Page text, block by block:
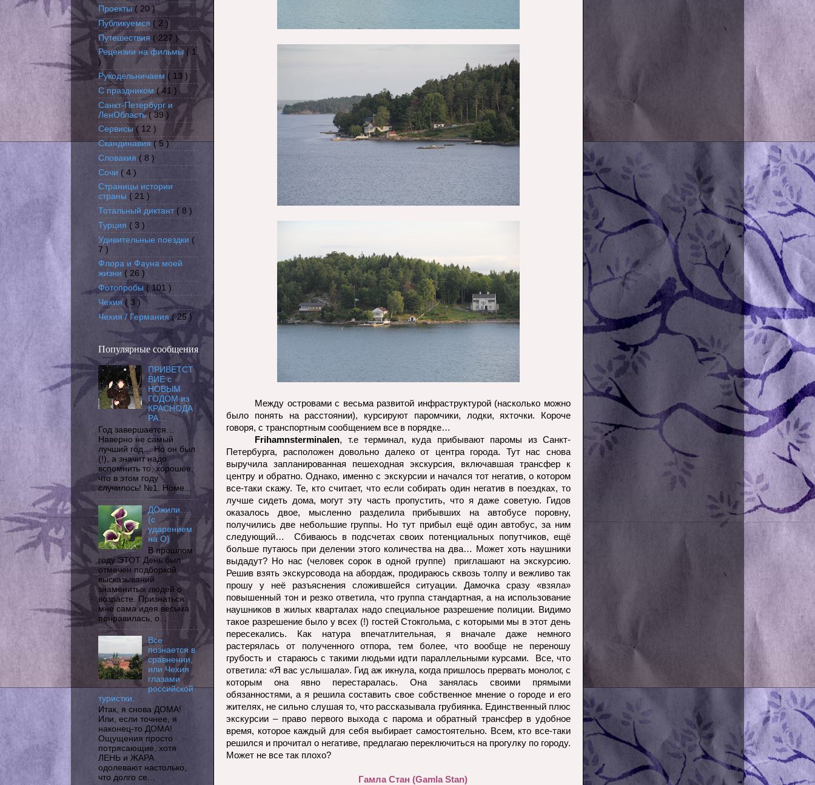
Между островами с весьма развитой инфраструктурой (насколько можно
было понять на расстоянии), курсируют паромчики, лодки, яхточки. Короче
говоря, с транспортным сообщением все в порядке…
Frihamnsterminalen, т.е терминал, куда прибывают паромы из Санкт-
Петербурга, расположен довольно далеко от центра города. Тут нас снова
выручила запланированная пешеходная экскурсия, включавшая трансфер к
центру и обратно. Однако, именно с экскурсии и начался тот негатив, о котором
все-таки скажу. Те, кто считает, что если собирать один негатив в поездках, то
лучше сидеть дома, могут эту часть пропустить, что я даже советую. Гидов
оказалось двое, мысленно разделила прибывших на автобусе поровну,
получились две небольшие группы. Но тут прибыл ещё один автобус, за ним
следующий… Сбиваюсь в подсчетах своих потенциальных попутчиков, ещё
больше путаюсь при делении этого количества на два… Может хоть наушники
выдадут? Но нас (человек сорок в одной группе) приглашают на экскурсию.
Решив взять экскурсовода на абордаж, продираюсь сквозь толпу и вежливо так
прошу у неё разъяснения сложившейся ситуации. Дамочка сразу «взяла»
повышенный тон и резко ответила, что группа стандартная, а на использование
наушников в жилых кварталах надо специальное разрешение полиции. Видимо
такое разрешение было у всех (!) гостей Стокгольма, с которыми мы в этот день
пересекались. Как натура впечатлительная, я вначале даже немного
растерялась от полученного отпора, тем более, что вообще не переношу
грубость и стараюсь с такими людьми идти параллельными курсами. Все, что
ответила: «Я вас услышала». Гид аж икнула, когда пришлось прервать монолог, с
которым она явно перестаралась. Она занялась своими прямыми
обязанностями, а я решила составить свое собственное мнение о городе и его
жителях, не сильно слушая то, что рассказывала грубиянка. Единственный плюс
экскурсии – право первого выхода с парома и обратный трансфер в удобное
время, которое каждый для себя выбирает самостоятельно. Всем, кто все-таки
решился и прочитал о негативе, предлагаю переключиться на прогулку по городу.
Может не все так плохо?
Гамла Стан (Gamla Stan)
Проекты ( 20 )
Публикуемся ( 2 )
Путешествия ( 227 )
Рецензии на фильмы ( 1
)
Рукодельничаем ( 13 )
С праздником ( 41 )
Санкт-Петербург и
ЛенОбласть( 39 )
Сервисы ( 12 )
Скандинавия( 5 )
Словакия ( 8 )
Сочи ( 4 )
Страницы истории
страны ( 21 )
Тотальный диктант ( 8 )
Турция ( 3 )
Удивительные поездки (
7 )
Флора и Фауна моей
жизни ( 26 )
Фотопробы ( 101 )
Чехия ( 3 )
Чехия / Германия( 25 )
Популярные сообщения
ПРИВЕТСТ
ВИЕ с
НОВЫМ
ГОДОМ из
КРАСНОДА
РА…
Год завершается…
Наверно не самый
лучший год… Но он был
(!), а значит надо
вспомнить то, хорошее,
что в этом году
случилось! №1. Номе...
ДОжили…
(с
ударением
на О)
В прошлом
году ЭТОТ День был
отмечен подборкой
высказываний
знаменитых людей о
возрасте. Признаться
мне сама идея весьма
понравилась, о...
Все
познается в
сравнении,
или Чехия
глазами
российской
туристки.
Итак, я снова ДОМА!
Или, если точнее, я
наконец-то ДОМА!
Ощущения просто
потрясающие, хотя
ЛЕНЬ и ЖАРА
одолевают настолько,
что долго се...